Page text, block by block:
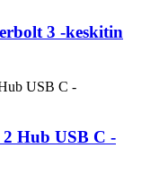
3 -keskitin
2 Hub USB C -